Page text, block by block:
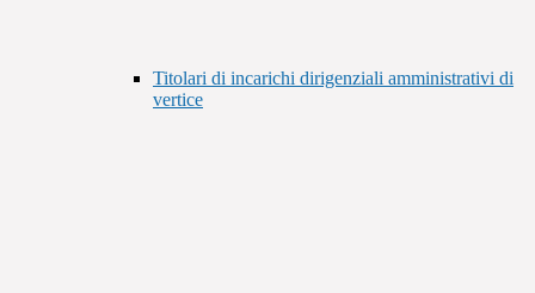
Titolari di incarichi dirigenziali amministrativi di
vertice